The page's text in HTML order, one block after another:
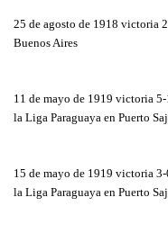
25 de agosto de 1918 victoria
Buenos Aires
11 de mayo de 1919 victoria
la Liga Paraguaya en Puerto
15 de mayo de 1919 victoria
la Liga Paraguaya en Puerto